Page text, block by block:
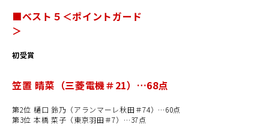
■ベスト５＜ポイントガード
＞
初受賞
笠置 晴菜（三菱電機＃21）…68点
第2位 樋口 鈴乃（アランマーレ秋田＃74）…60点
第3位 本橋 菜子（東京羽田＃7）…37点